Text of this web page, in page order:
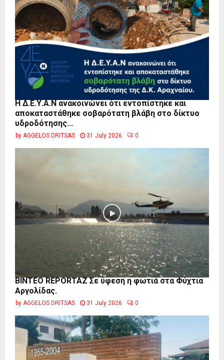
Η Δ.Ε.Υ.Α.Ν ανακοινώνει ότι εντοπίστηκε και
αποκαταστάθηκε σοβαρότατη βλάβη στο δίκτυο
υδροδότησης...
by AGGELOS DRITSAS 31 July 2026 0
BINTEO REPORTAZ Σε ύφεση η φωτιά στα Φύχτια
Αργολίδας.
by AGGELOS DRITSAS 31 July 2026 0